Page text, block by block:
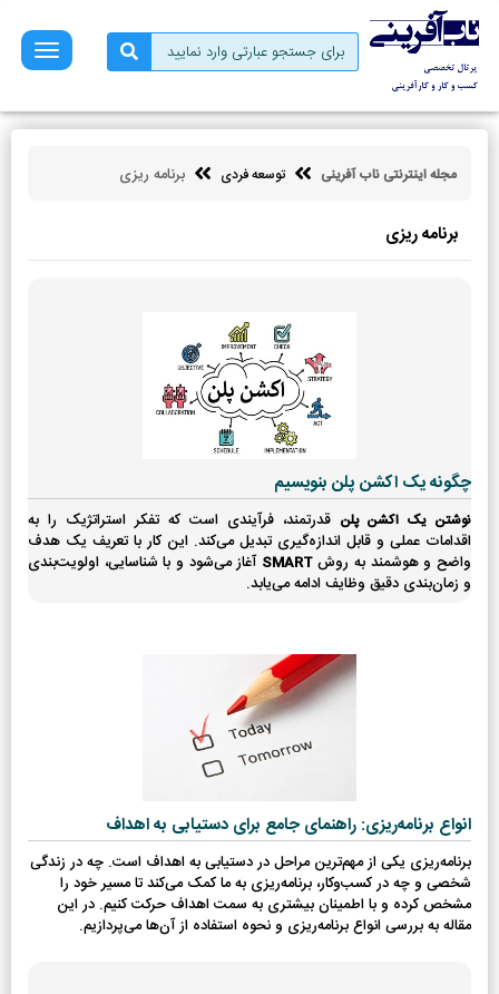
صفحه
نخست
فروش
مجله اینترنتی ناب آفرینی توسعه فردی برنامه ریزی
برنامه ریزی
چگونه یک اکشن پلن بنویسیم
نوشتن یک اکشن پلن قدرتمند، فرآیندی است که تفکر استراتژیک را به
اقدامات عملی و قابل اندازه‌گیری تبدیل می‌کند. این کار با تعریف یک هدف
واضح و هوشمند به روشSMART آغاز می‌شود و با شناسایی، اولویت‌بندی
و زمان‌بندی دقیق وظایف ادامه می‌یابد.
انواع برنامه‌ریزی: راهنمای جامع برای دستیابی به اهداف
برنامه‌ریزی یکی از مهم‌ترین مراحل در دستیابی به اهداف است. چه در زندگی
شخصی و چه در کسب‌وکار، برنامه‌ریزی به ما کمک می‌کند تا مسیر خود را
مشخص کرده و با اطمینان بیشتری به سمت اهداف حرکت کنیم. در این
مقاله به بررسی انواع برنامه‌ریزی و نحوه استفاده از آن‌ها می‌پردازیم.